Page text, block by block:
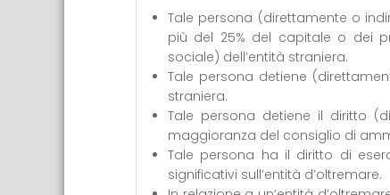
Tale persona (direttamente o
più del 25% del capitale o dei
sociale) dell’entità straniera.
Tale persona detiene
straniera.
Tale persona detiene il diritto
maggioranza del consiglio di
Tale persona ha il diritto di
significativi sull’entità d’oltremare.